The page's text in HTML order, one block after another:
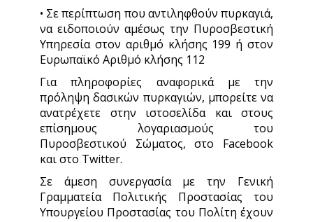
• Σε περίπτωση που αντιληφθούν πυρκαγιά,
να ειδοποιούν αμέσως την Πυροσβεστική
Υπηρεσία στον αριθμό κλήσης 199 ή στον
Ευρωπαϊκό Αριθμό κλήσης 112
Για πληροφορίες αναφορικά με την
πρόληψη δασικών πυρκαγιών, μπορείτε να
ανατρέχετε στην ιστοσελίδα και στους
επίσημους λογαριασμούς του
Πυροσβεστικού Σώματος, στο Facebook
και στο Twitter.
Σε άμεση συνεργασία με την Γενική
Γραμματεία Πολιτικής Προστασίας του
Υπουργείου Προστασίας του Πολίτη έχουν